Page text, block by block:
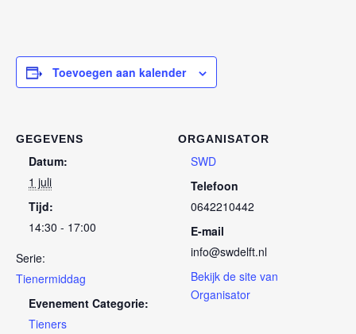
Toevoegen aan kalender
GEGEVENS
Datum:
1 juli
Tijd:
14:30 - 17:00
Serie:
Tienermiddag
Evenement Categorie:
Tieners
ORGANISATOR
SWD
Telefoon
0642210442
E-mail
info@swdelft.nl
Bekijk de site van
Organisator